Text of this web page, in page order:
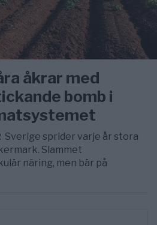
åkrar med
bomb i
Sverige sprider varje år stora
Slammet
näring, men bär på